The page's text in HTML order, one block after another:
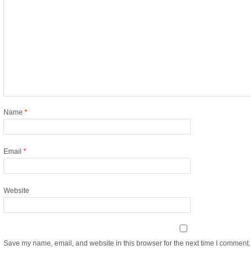
Name *
Email *
Website
Save my name, email, and website in this browser for the next time I comment.